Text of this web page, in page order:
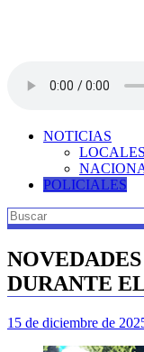
NOTICIAS
LOCALES
POLICIALES
DURANTE
15 de diciembre de